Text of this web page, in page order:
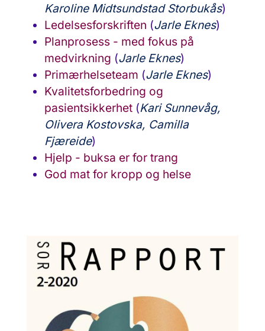
Karoline Midtsundstad Storbukås)
Ledelsesforskriften (Jarle Eknes)
Planprosess - med fokus på
medvirkning (Jarle Eknes)
Primærhelseteam (Jarle Eknes)
Kvalitetsforbedring og
pasientsikkerhet (Kari Sunnevåg,
Olivera Kostovska, Camilla
Fjæreide)
Hjelp - buksa er for trang
God mat for kropp og helse